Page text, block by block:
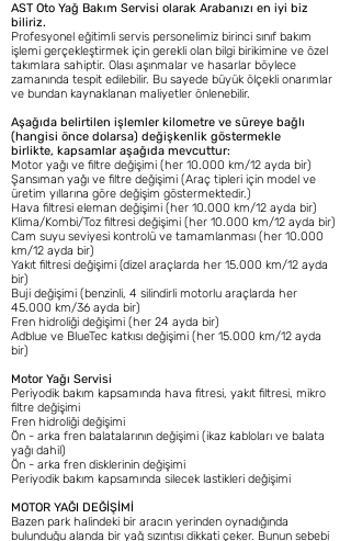
AST Oto Yağ Bakım Servisi olarak Arabanızı en iyi biz
biliriz.
Profesyonel eğitimli servis personelimiz birinci sınıf bakım
işlemi gerçekleştirmek için gerekli olan bilgi birikimine ve özel
takımlara sahiptir. Olası aşınmalar ve hasarlar böylece
zamanında tespit edilebilir. Bu sayede büyük ölçekli onarımlar
ve bundan kaynaklanan maliyetler önlenebilir.
Aşağıda belirtilen işlemler kilometre ve süreye bağlı
(hangisi önce dolarsa) değişkenlik göstermekle
birlikte, kapsamlar aşağıda mevcuttur:
Motor yağı ve filtre değişimi (her 10.000 km/12 ayda bir)
Şansıman yağı ve filtre değişimi (Araç tipleri için model ve
üretim yıllarına göre değişim göstermektedir.)
Hava filtresi eleman değişimi (her 10.000 km/12 ayda bir)
Klima/Kombi/Toz filtresi değişimi (her 10.000 km/12 ayda bir)
Cam suyu seviyesi kontrolü ve tamamlanması (her 10.000
km/12 ayda bir)
Yakıt filtresi değişimi (dizel araçlarda her 15.000 km/12 ayda
bir)
Buji değişimi (benzinli, 4 silindirli motorlu araçlarda her
45.000 km/36 ayda bir)
Fren hidroliği değişimi (her 24 ayda bir)
Adblue ve BlueTec katkısı değişimi (her 15.000 km/12 ayda
bir)
Motor Yağı Servisi
Periyodik bakım kapsamında hava fitresi, yakıt filtresi, mikro
filtre değişimi
Fren hidroliği değişimi
Ön - arka fren balatalarının değişimi (ikaz kabloları ve balata
yağı dahil)
Ön - arka fren disklerinin değişimi
Periyodik bakım kapsamında silecek lastikleri değişimi
MOTOR YAĞI DEĞİŞİMİ
Bazen park halindeki bir aracın yerinden oynadığında
bulunduğu alanda bir yağ sızıntısı dikkati çeker. Bunun sebebi